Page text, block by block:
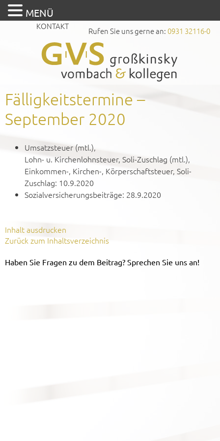
Rufen Sie uns gerne an: 0931 32116-0
KONTAKT
Fälligkeitstermine –
September 2020
Umsatzsteuer (mtl.),
Lohn- u. Kirchenlohnsteuer, Soli-Zuschlag (mtl.),
Einkommen-, Kirchen-, Körperschaftsteuer, Soli-
Zuschlag: 10.9.2020
Sozialversicherungsbeiträge: 28.9.2020
Inhalt ausdrucken
Zurück zum Inhaltsverzeichnis
Haben Sie Fragen zu dem Beitrag? Sprechen Sie uns an!
MENÜ